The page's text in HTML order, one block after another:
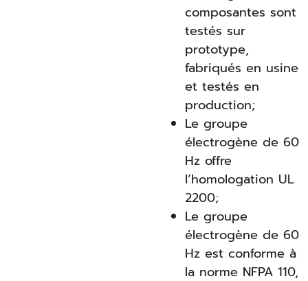
composantes sont
testés sur
prototype,
fabriqués en usine
et testés en
production;
Le groupe
électrogène de 60
Hz offre
l’homologation UL
2200;
Le groupe
électrogène de 60
Hz est conforme à
la norme NFPA 110,